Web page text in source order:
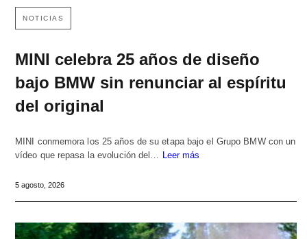
NOTICIAS
MINI celebra 25 años de diseño
bajo BMW sin renunciar al espíritu
del original
MINI conmemora los 25 años de su etapa bajo el Grupo BMW con un
vídeo que repasa la evolución del…
Leer más
5 agosto, 2026